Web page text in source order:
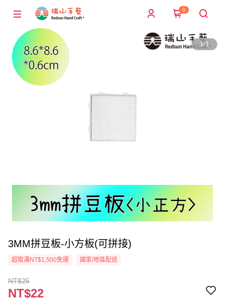
0
1/1
3MM拼豆板-小方板(可拼接)
超取滿NT$1,500免運 國家/地區配送
NT$25
NT$22